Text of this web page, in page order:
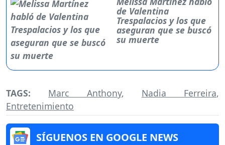
de Valentina
Trespalacios y los que
aseguran que se buscó
su muerte
TAGS: Marc Anthony, Nadia Ferreira,
Entretenimiento
SÍGUENOS EN GOOGLE NEWS